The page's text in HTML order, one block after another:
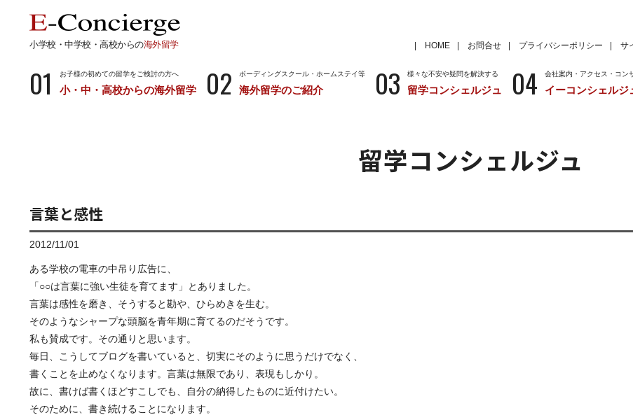
小学校・中学校・高校からの海外留学 HOME お問合せ プライバシーポリシー サ
01 お子様の初めての留学をご検討の方へ
小・中・高校からの海外留学 02 ボーディングスクール・ホームステイ等
海外留学のご紹介
高校生からのボーディングスクール
留学情報 学校情報
03 様々な不安や疑問を解決する
留学コンシェルジュ 04 会社案内・アクセス・コン
イーコンシェルジ
留学コンシェルジュ
言葉と感性
2012/11/01
ある学校の電車の中吊り広告に、
「○○は言葉に強い生徒を育てます」とありました。
言葉は感性を磨き、そうすると勘や、ひらめきを生む。
そのようなシャープな頭脳を青年期に育てるのだそうです。
私も賛成です。その通りと思います。
毎日、こうしてブログを書いていると、切実にそのように思うだけでなく、
書くことを止めなくなります。言葉は無限であり、表現もしかり。
故に、書けば書くほどすこしでも、自分の納得したものに近付けたい。
そのために、書き続けることになります。